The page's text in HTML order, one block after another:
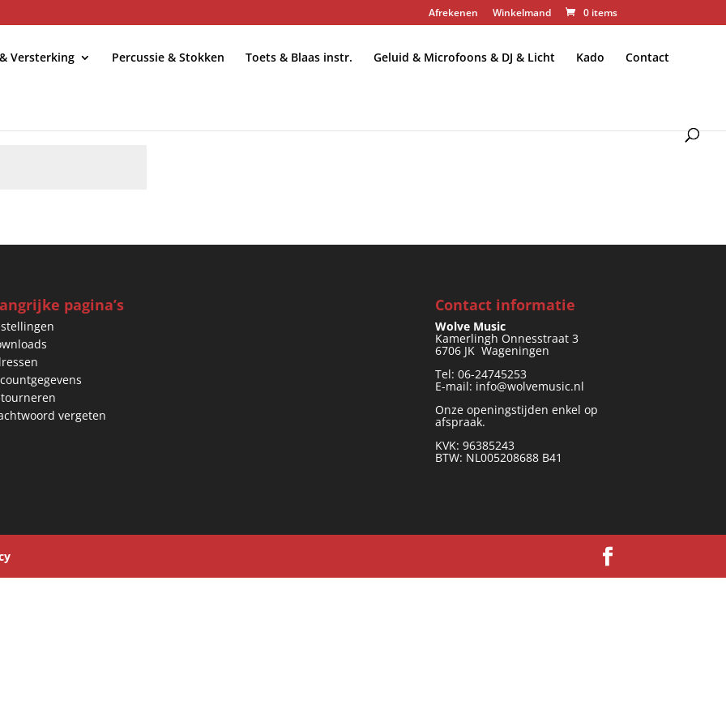
Afrekenen Winkelmand 0 items
Versterking Percussie & Stokken Toets & Blaas instr. Geluid & Microfoons & DJ & Licht Kado Contact
ontvangt een link via e-mail om een nieuw wachtwoord in te stellen.
pagina’s
vergeten
Contact informatie
Wolve Music
Kamerlingh Onnesstraat 3
6706 JK Wageningen
Tel: 06-24745253
E-mail: info@wolvemusic.nl
Onze openingstijden enkel op
afspraak.
KVK: 96385243
BTW: NL005208688 B41